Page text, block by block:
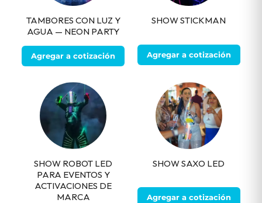
TAMBORES CON LUZ Y
AGUA — NEON PARTY
Agregar a cotización
SHOW STICKMAN
Agregar a cotización
SHOW ROBOT LED
PARA EVENTOS Y
ACTIVACIONES DE
MARCA
SHOW SAXO LED
Agregar a cotización